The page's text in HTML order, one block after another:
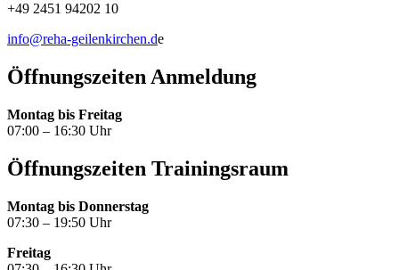
+49 2451 94202 10
info@reha-geilenkirchen.de
Öffnungszeiten Anmeldung
Montag bis Freitag
07:00 – 16:30 Uhr
Öffnungszeiten Trainingsraum
Montag bis Donnerstag
07:30 – 19:50 Uhr
Freitag